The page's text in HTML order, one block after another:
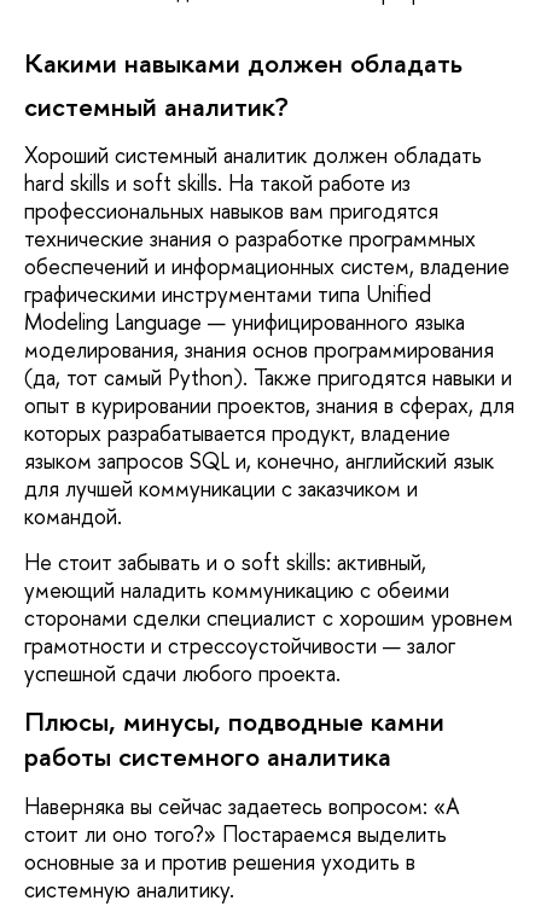
Какими навыками должен обладать
системный аналитик?
Хороший системный аналитик должен обладать
hard skills и soft skills. На такой работе из
профессиональных навыков вам пригодятся
технические знания о разработке программных
обеспечений и информационных систем, владение
графическими инструментами типа Unified
Modeling Language — унифицированного языка
моделирования, знания основ программирования
(да, тот самый Python). Также пригодятся навыки и
опыт в курировании проектов, знания в сферах, для
которых разрабатывается продукт, владение
языком запросов SQL и, конечно, английский язык
для лучшей коммуникации с заказчиком и
командой.
Не стоит забывать и о soft skills: активный,
умеющий наладить коммуникацию с обеими
сторонами сделки специалист с хорошим уровнем
грамотности и стрессоустойчивости — залог
успешной сдачи любого проекта.
Плюсы, минусы, подводные камни
работы системного аналитика
Наверняка вы сейчас задаетесь вопросом: «А
стоит ли оно того?» Постараемся выделить
основные за и против решения уходить в
системную аналитику.